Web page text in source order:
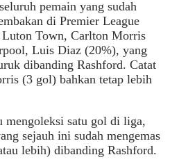
pemain yang sudah
di Premier League
Town, Carlton Morris
Luis Diaz (20%), yang
dibanding Rashford. Catat
(3 gol) bahkan tetap lebih
mengoleksi satu gol di liga,
sejauh ini sudah mengemas
lebih) dibanding Rashford.